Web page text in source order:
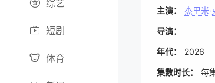
综艺
短剧
体育
主演： 杰里米
导演：
年代： 2026
集数时长： 每